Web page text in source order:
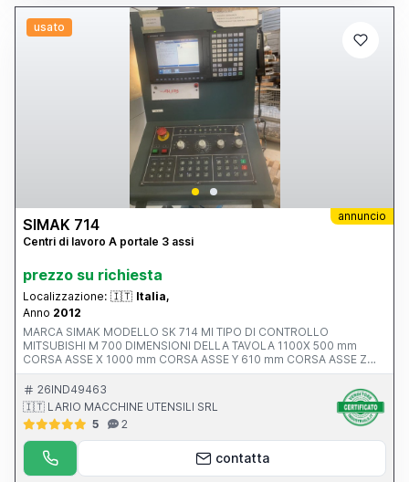
usato
annuncio
SIMAK 714
Centri di lavoro A portale 3 assi
prezzo su richiesta
Localizzazione: 🇮🇹 Italia,
Anno 2012
MARCA SIMAK MODELLO SK 714 MI TIPO DI CONTROLLO
MITSUBISHI M 700 DIMENSIONI DELLA TAVOLA 1100X 500 mm
CORSA ASSE X 1000 mm CORSA ASSE Y 610 mm CORSA ASSE Z
550 mm AVANZAMENTO RAPIDO ASSI X-Y-Z ATTACCO MANDRINO
POTENZA MOTORE MANDRINO 10.0000 rpm ANNO V MACCHINA
CE 2012 INGOMBRI 2100x2400x2500 mm PESO 5500 kg
ACCESSORI NOTE ALTA PRESSIONE 20 BAR
26IND49463
🇮🇹 LARIO MACCHINE UTENSILI SRL
5
2
contatta